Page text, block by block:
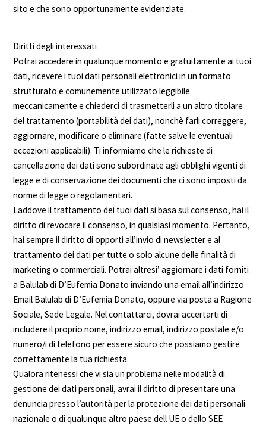
sito e che sono opportunamente evidenziate.
Diritti degli interessati
Potrai accedere in qualunque momento e gratuitamente ai tuoi
dati, ricevere i tuoi dati personali elettronici in un formato
strutturato e comunemente utilizzato leggibile
meccanicamente e chiederci di trasmetterli a un altro titolare
del trattamento (portabilità dei dati), nonchè farli correggere,
aggiornare, modificare o eliminare (fatte salve le eventuali
eccezioni applicabili). Ti informiamo che le richieste di
cancellazione dei dati sono subordinate agli obblighi vigenti di
legge e di conservazione dei documenti che ci sono imposti da
norme di legge o regolamentari.
Laddove il trattamento dei tuoi dati si basa sul consenso, hai il
diritto di revocare il consenso, in qualsiasi momento. Pertanto,
hai sempre il diritto di opporti all’invio di newsletter e al
trattamento dei dati per tutte o solo alcune delle finalità di
marketing o commerciali. Potrai altresi’ aggiornare i dati forniti
a Balulab di D’Eufemia Donato inviando una email all’indirizzo
Email Balulab di D’Eufemia Donato, oppure via posta a Ragione
Sociale, Sede Legale. Nel contattarci, dovrai accertarti di
includere il proprio nome, indirizzo email, indirizzo postale e/o
numero/i di telefono per essere sicuro che possiamo gestire
correttamente la tua richiesta.
Qualora ritenessi che vi sia un problema nelle modalità di
gestione dei dati personali, avrai il diritto di presentare una
denuncia presso l’autorità per la protezione dei dati personali
nazionale o di qualunque altro paese dell UE o dello SEE